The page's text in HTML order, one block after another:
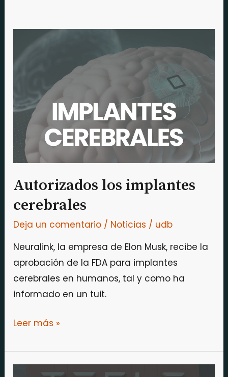
Autorizados los implantes
cerebrales
Deja un comentario / Noticias / udb
Neuralink, la empresa de Elon Musk, recibe la
aprobación de la FDA para implantes
cerebrales en humanos, tal y como ha
informado en un tuit.
Autorizados
los
cerebrales
Leer más »